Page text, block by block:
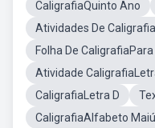
CaligrafiaQuinto Ano
Atividades De
Folha De
Atividade
CaligrafiaLetra D
CaligrafiaAlfabeto